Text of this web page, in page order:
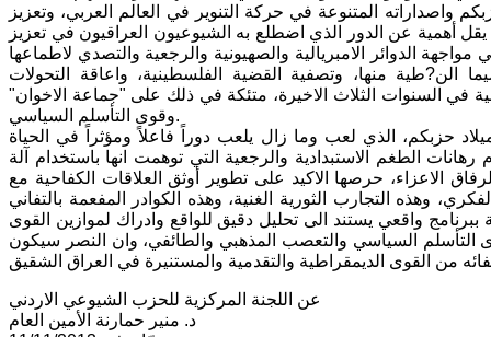
واصداراته المتنوعة في حركة التنوير في العالم العربي، وتعزيز
يقل أهمية عن الدور الذي اضطلع به الشيوعيون العراقيون في تعزيز
الدوائر الامبريالية والصهيونية والرجعية والتصدي لاطماعها
الن?طية منها، وتصفية القضية الفلسطينية، واعاقة التحولات
في السنوات الثلاث الاخيرة، متئكة في ذلك على "جماعة الاخوان"
وقوى التأسلم السياسي.
حزبكم، الذي لعب وما زال يلعب دوراً فاعلاً ومؤثراً في الحياة
الطغم الاستبدادية والرجعية التي توهمت انها باستخدام آلة
الاعزاء، حرصها الاكيد على تطوير أوثق العلاقات الكفاحية مع
وهذه التجارب الثورية الغنية، وهذه الكوادر المفعمة بالتفاني
واقعي يستند الى تحليل دقيق للواقع وادراك لموازين القوى
السياسي والتعصب المذهبي والطائفي، وان النصر سيكون
عن اللجنة المركزية للحزب الشيوعي الاردني
د. منير حمارنة الأمين العام